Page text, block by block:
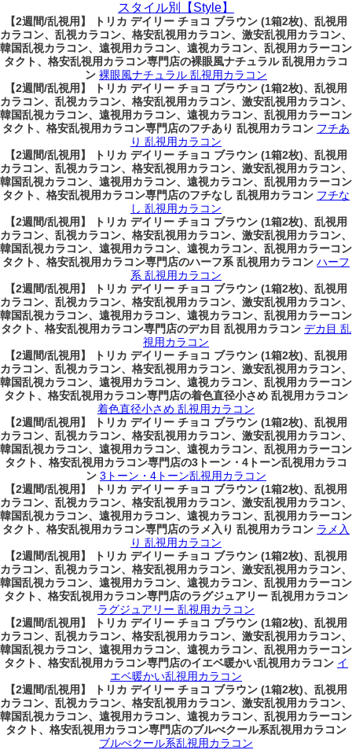
スタイル別【Style】
【2週間/乱視用】 トリカ デイリー チョコ ブラウン (1箱2枚)、乱視用
カラコン、乱視カラコン、格安乱視用カラコン、激安乱視用カラコン、
韓国乱視カラコン、遠視用カラコン、遠視カラコン、乱視用カラーコン
タクト、格安乱視用カラコン専門店の裸眼風ナチュラル 乱視用カラコ
ン 裸眼風ナチュラル 乱視用カラコン
【2週間/乱視用】 トリカ デイリー チョコ ブラウン (1箱2枚)、乱視用
カラコン、乱視カラコン、格安乱視用カラコン、激安乱視用カラコン、
韓国乱視カラコン、遠視用カラコン、遠視カラコン、乱視用カラーコン
タクト、格安乱視用カラコン専門店のフチあり 乱視用カラコン フチあ
り 乱視用カラコン
【2週間/乱視用】 トリカ デイリー チョコ ブラウン (1箱2枚)、乱視用
カラコン、乱視カラコン、格安乱視用カラコン、激安乱視用カラコン、
韓国乱視カラコン、遠視用カラコン、遠視カラコン、乱視用カラーコン
タクト、格安乱視用カラコン専門店のフチなし 乱視用カラコン フチな
し 乱視用カラコン
【2週間/乱視用】 トリカ デイリー チョコ ブラウン (1箱2枚)、乱視用
カラコン、乱視カラコン、格安乱視用カラコン、激安乱視用カラコン、
韓国乱視カラコン、遠視用カラコン、遠視カラコン、乱視用カラーコン
タクト、格安乱視用カラコン専門店のハーフ系 乱視用カラコン ハーフ
系 乱視用カラコン
【2週間/乱視用】 トリカ デイリー チョコ ブラウン (1箱2枚)、乱視用
カラコン、乱視カラコン、格安乱視用カラコン、激安乱視用カラコン、
韓国乱視カラコン、遠視用カラコン、遠視カラコン、乱視用カラーコン
タクト、格安乱視用カラコン専門店のデカ目 乱視用カラコン デカ目 乱
視用カラコン
【2週間/乱視用】 トリカ デイリー チョコ ブラウン (1箱2枚)、乱視用
カラコン、乱視カラコン、格安乱視用カラコン、激安乱視用カラコン、
韓国乱視カラコン、遠視用カラコン、遠視カラコン、乱視用カラーコン
タクト、格安乱視用カラコン専門店の着色直径小さめ 乱視用カラコン
着色直径小さめ 乱視用カラコン
【2週間/乱視用】 トリカ デイリー チョコ ブラウン (1箱2枚)、乱視用
カラコン、乱視カラコン、格安乱視用カラコン、激安乱視用カラコン、
韓国乱視カラコン、遠視用カラコン、遠視カラコン、乱視用カラーコン
タクト、格安乱視用カラコン専門店の3トーン・4トーン乱視用カラコ
ン 3トーン・4トーン乱視用カラコン
【2週間/乱視用】 トリカ デイリー チョコ ブラウン (1箱2枚)、乱視用
カラコン、乱視カラコン、格安乱視用カラコン、激安乱視用カラコン、
韓国乱視カラコン、遠視用カラコン、遠視カラコン、乱視用カラーコン
タクト、格安乱視用カラコン専門店のラメ入り 乱視用カラコン ラメ入
り 乱視用カラコン
【2週間/乱視用】 トリカ デイリー チョコ ブラウン (1箱2枚)、乱視用
カラコン、乱視カラコン、格安乱視用カラコン、激安乱視用カラコン、
韓国乱視カラコン、遠視用カラコン、遠視カラコン、乱視用カラーコン
タクト、格安乱視用カラコン専門店のラグジュアリー 乱視用カラコン
ラグジュアリー 乱視用カラコン
【2週間/乱視用】 トリカ デイリー チョコ ブラウン (1箱2枚)、乱視用
カラコン、乱視カラコン、格安乱視用カラコン、激安乱視用カラコン、
韓国乱視カラコン、遠視用カラコン、遠視カラコン、乱視用カラーコン
タクト、格安乱視用カラコン専門店のイエベ暖かい乱視用カラコン イ
エベ暖かい乱視用カラコン
【2週間/乱視用】 トリカ デイリー チョコ ブラウン (1箱2枚)、乱視用
カラコン、乱視カラコン、格安乱視用カラコン、激安乱視用カラコン、
韓国乱視カラコン、遠視用カラコン、遠視カラコン、乱視用カラーコン
タクト、格安乱視用カラコン専門店のブルべクール系乱視用カラコン
ブルべクール系乱視用カラコン